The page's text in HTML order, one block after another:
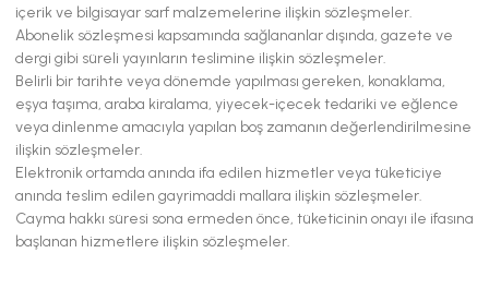
içerik ve bilgisayar sarf malzemelerine ilişkin sözleşmeler.
Abonelik sözleşmesi kapsamında sağlananlar dışında, gazete ve
dergi gibi süreli yayınların teslimine ilişkin sözleşmeler.
Belirli bir tarihte veya dönemde yapılması gereken, konaklama,
eşya taşıma, araba kiralama, yiyecek-içecek tedariki ve eğlence
veya dinlenme amacıyla yapılan boş zamanın değerlendirilmesine
ilişkin sözleşmeler.
Elektronik ortamda anında ifa edilen hizmetler veya tüketiciye
anında teslim edilen gayrimaddi mallara ilişkin sözleşmeler.
Cayma hakkı süresi sona ermeden önce, tüketicinin onayı ile ifasına
başlanan hizmetlere ilişkin sözleşmeler.